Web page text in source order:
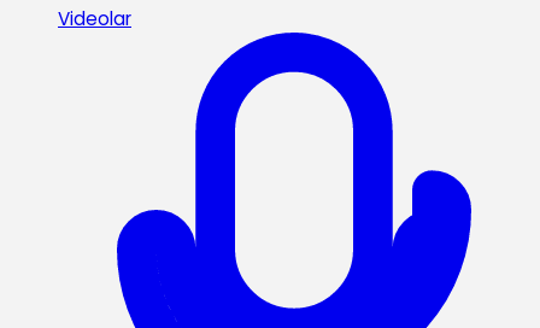
Videolar